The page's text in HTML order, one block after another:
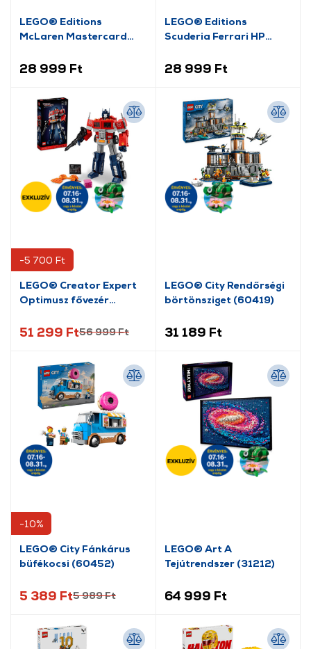
LEGO® Editions
McLaren Mastercard
sisakja (43023)
28 999 Ft
LEGO® Editions
Scuderia Ferrari HP
(43014)
28 999 Ft
-5 700 Ft
LEGO® Creator Expert
Optimusz fővezér
51 299 Ft56 999 Ft
LEGO® City Rendőrségi
börtönsziget (60419)
31 189 Ft
-10%
LEGO® City Fánkárus
büfékocsi (60452)
5 389 Ft5 989 Ft
LEGO® Art A
Tejútrendszer (31212)
64 999 Ft